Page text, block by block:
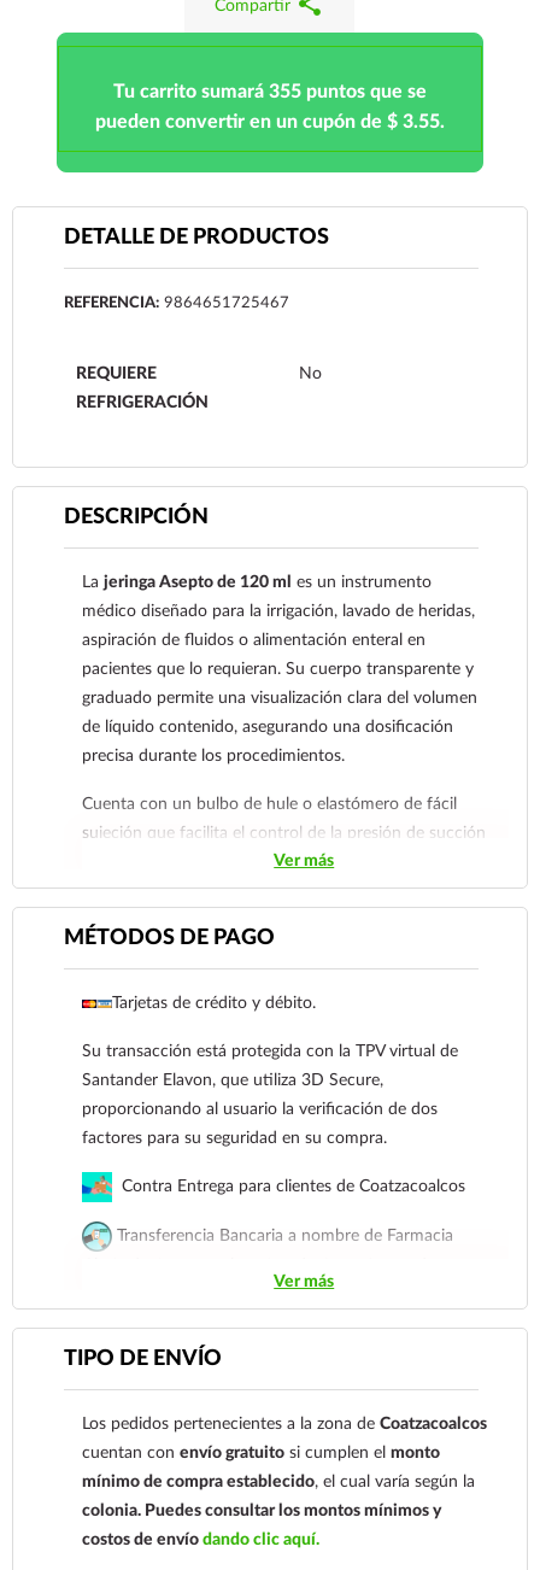
Compartir
Tu carrito sumará 355 puntos que se
pueden convertir en un cupón de $ 3.55.
DETALLE DE PRODUCTOS
REFERENCIA: 9864651725467
REQUIERE
REFRIGERACIÓN
No
DESCRIPCIÓN
Lajeringa Asepto de 120 ml
es un instrumento
médico diseñado para la irrigación, lavado de heridas,
aspiración de fluidos o alimentación enteral en
pacientes que lo requieran. Su cuerpo transparente y
graduado permite una visualización clara del volumen
de líquido contenido, asegurando una dosificación
precisa durante los procedimientos.
Cuenta con un bulbo de hule o elastómero de fácil
sujeción que facilita el control de la presión de succión
o expulsión de líquidos de forma manual y controlada.
El diseño de su punta cónica es compatible con
diversas sondas y tubos médicos de uso común,
haciéndola un recurso versátil en clínicas y hogares.
Este dispositivo debe limpiarse y desinfectarse de
recomendaciones médicas correspondientes. Se
aconseja verificar la integridad del bulbo y del cilindro
de plástico antes de cada aplicación para garantizar un
funcionamiento seguro.
Métodos de pago
proporcionando al usuario la verificación de dos
factores para su seguridad en su compra.
Coatzacoalcos
Transferencia Bancaria a nombre de Farmacia
Gloria de Coatzacoalcos S.A. de C.V. Número de
cuenta: Clave: 014854655008143954
Ver más
MÉTODOS DE PAGO
Tarjetas de crédito y débito.
Su transacción está protegida con la TPV virtual de
Santander Elavon, que utiliza 3D Secure,
proporcionando al usuario la verificación de dos
factores para su seguridad en su compra.
Contra Entrega para clientes de Coatzacoalcos
Transferencia Bancaria a nombre de Farmacia
cuenta: Clave: 014854655008143954
Para esta forma de pago el cliente deberá enviar su
comprobante de pago a al siguiente correo
nuestro
921 261 8491
Ver más
TIPO DE ENVÍO
Los pedidos pertenecientes a la zona deCoatzacoalcos
cuentan conenvío gratuito si cumplen elmonto
mínimo de compra establecido, el cual varía según la
colonia. Puedes consultar los montos mínimos y
costos de envíodando clic aquí.